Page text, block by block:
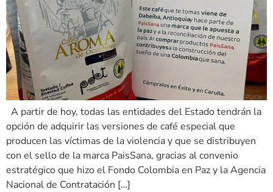
A partir de hoy, todas las entidades del Estado tendrán la
opción de adquirir las versiones de café especial que
producen las víctimas de la violencia y que se distribuyen
con el sello de la marca PaisSana, gracias al convenio
estratégico que hizo el Fondo Colombia en Paz y la Agencia
Nacional de Contratación […]